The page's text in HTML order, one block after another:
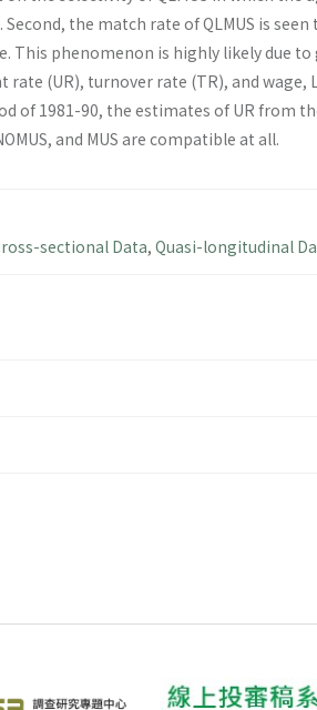
the match rate of QLMUS is
This phenomenon is highly likely due
(UR), turnover rate (TR), and wage,
of 1981-90, the estimates of UR from
and MUS are compatible at all.
sectional Data, Quasi-longitudinal